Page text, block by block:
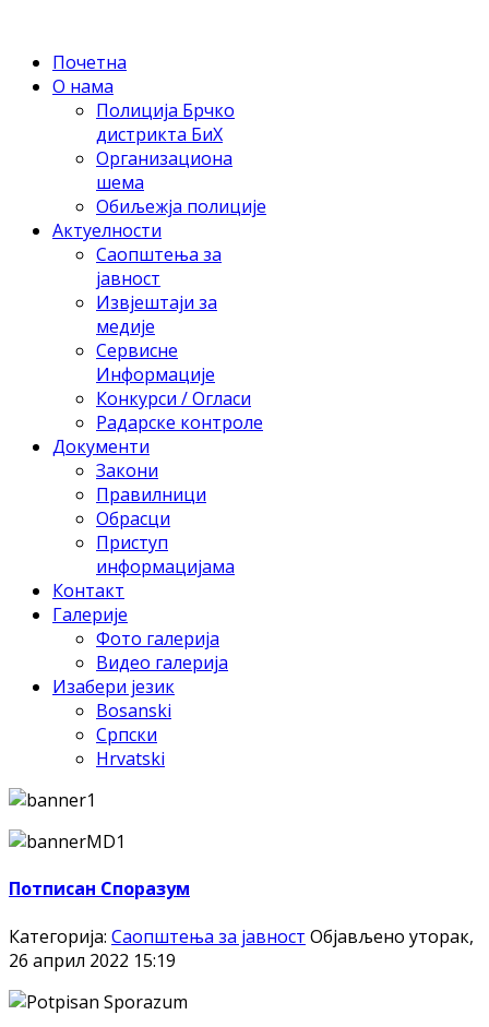
Почетна
О нама
Полиција Брчко
дистрикта БиХ
Организациона
шема
Обиљежја полиције
Актуелности
Саопштења за
јавност
Извјештаји за
медије
Сервисне
Информације
Конкурси / Огласи
Радарске контроле
Документи
Закони
Правилници
Обрасци
Приступ
информацијама
Контакт
Галерије
Фото галерија
Видео галерија
Изабери језик
Bosanski
Српски
Hrvatski
Потписан Споразум
Категорија: Саопштења за јавност Објављено уторак,
26 април 2022 15:19